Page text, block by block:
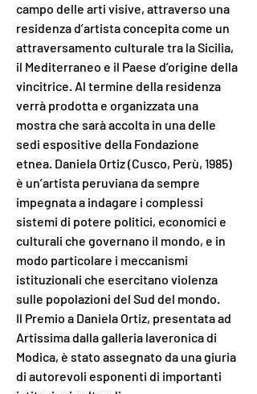
campo delle arti visive, attraverso una
residenza d’artista concepita come un
attraversamento culturale tra la Sicilia,
il Mediterraneo e il Paese d’origine della
vincitrice. Al termine della residenza
verrà prodotta e organizzata una
mostra che sarà accolta in una delle
sedi espositive della Fondazione
etnea. Daniela Ortiz (Cusco, Perù, 1985)
è un’artista peruviana da sempre
impegnata a indagare i complessi
sistemi di potere politici, economici e
culturali che governano il mondo, e in
modo particolare i meccanismi
istituzionali che esercitano violenza
sulle popolazioni del Sud del mondo.
Il Premio a Daniela Ortiz, presentata ad
Artissima dalla galleria laveronica di
Modica, è stato assegnato da una giuria
di autorevoli esponenti di importanti